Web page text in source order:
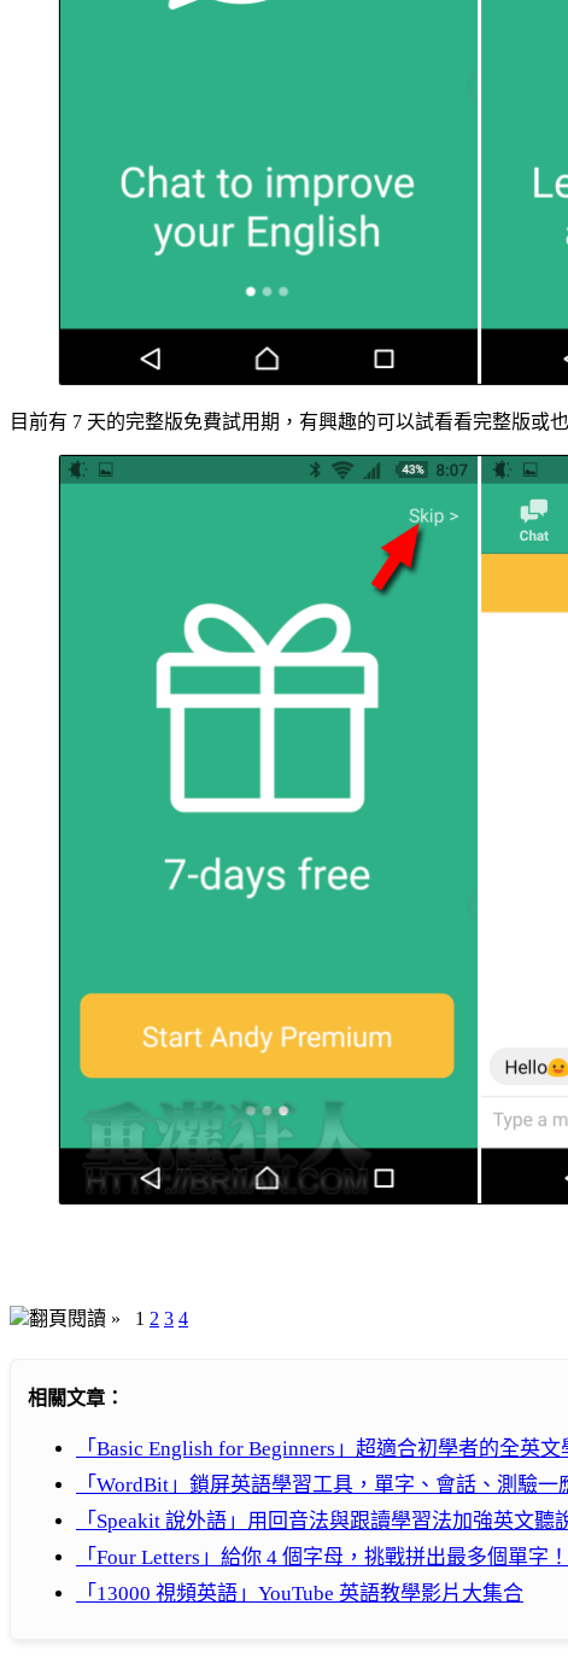
目前有 7 天的完整版免費試用期，有興趣的可以試看看完整版或
翻頁閱讀 » 1 2 3 4
相關文章：
「Basic English for Beginners」超適合初學者的全英
「WordBit」鎖屏英語學習工具，單字、會話、測驗一
「Speakit 說外語」用回音法與跟讀學習法加強英文聽
「Four Letters」給你 4 個字母，挑戰拼出最多個單字！
「13000 視頻英語」YouTube 英語教學影片大集合